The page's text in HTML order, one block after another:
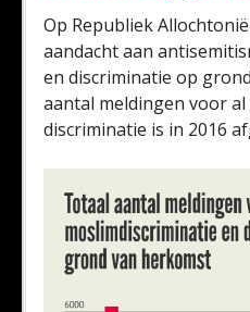
Op Republiek
aandacht aan
en discriminatie op
aantal meldingen voor
discriminatie is in 2016